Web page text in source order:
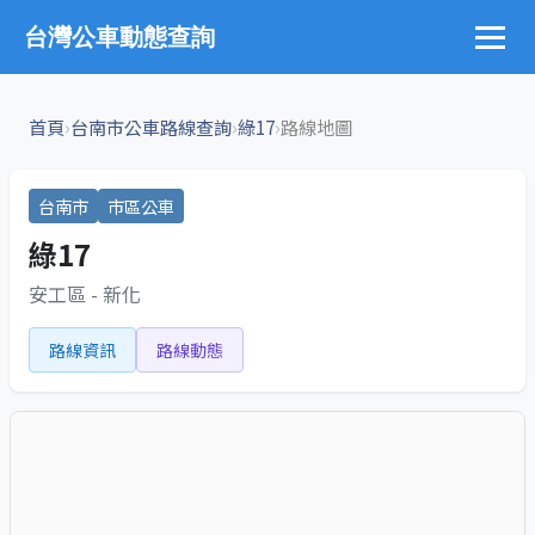
台灣公車動態查詢
首頁›台南市公車路線查詢›綠17›路線地圖
台南市 市區公車
綠17
安工區 - 新化
路線資訊 路線動態